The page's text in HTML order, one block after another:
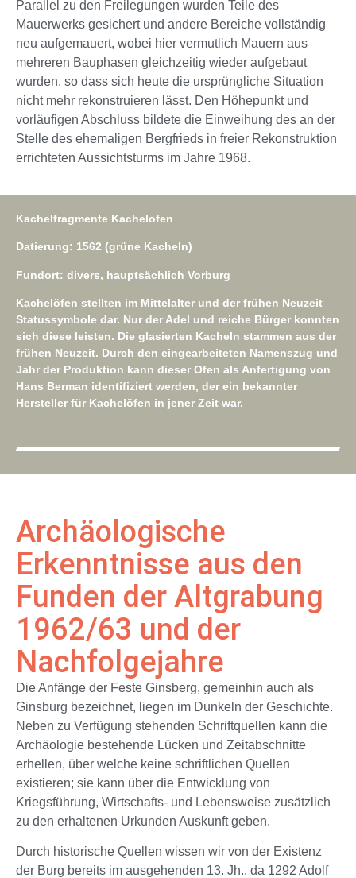
Parallel zu den Freilegungen wurden Teile des
Mauerwerks gesichert und andere Bereiche vollständig
neu aufgemauert, wobei hier vermutlich Mauern aus
mehreren Bauphasen gleichzeitig wieder aufgebaut
wurden, so dass sich heute die ursprüngliche Situation
nicht mehr rekonstruieren lässt. Den Höhepunkt und
vorläufigen Abschluss bildete die Einweihung des an der
Stelle des ehemaligen Bergfrieds in freier Rekonstruktion
errichteten Aussichtsturms im Jahre 1968.
Kachelfragmente Kachelofen
Datierung: 1562 (grüne Kacheln)
Fundort: divers, hauptsächlich Vorburg
Kachelöfen stellten im Mittelalter und der frühen Neuzeit
Statussymbole dar. Nur der Adel und reiche Bürger konnten
sich diese leisten. Die glasierten Kacheln stammen aus der
frühen Neuzeit. Durch den eingearbeiteten Namenszug und
Jahr der Produktion kann dieser Ofen als Anfertigung von
Hans Berman identifiziert werden, der ein bekannter
Hersteller für Kachelöfen in jener Zeit war.
Archäologische
Erkenntnisse aus den
Funden der Altgrabung
1962/63 und der
Nachfolgejahre
Die Anfänge der Feste Ginsberg, gemeinhin auch als
Ginsburg bezeichnet, liegen im Dunkeln der Geschichte.
Neben zu Verfügung stehenden Schriftquellen kann die
Archäologie bestehende Lücken und Zeitabschnitte
erhellen, über welche keine schriftlichen Quellen
existieren; sie kann über die Entwicklung von
Kriegsführung, Wirtschafts- und Lebensweise zusätzlich
zu den erhaltenen Urkunden Auskunft geben.
Durch historische Quellen wissen wir von der Existenz
der Burg bereits im ausgehenden 13. Jh., da 1292 Adolf